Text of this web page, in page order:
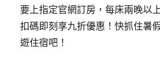
要上指定官網訂房，每床兩晚以
扣碼即刻享九折優惠！快抓住暑
遊住宿吧！